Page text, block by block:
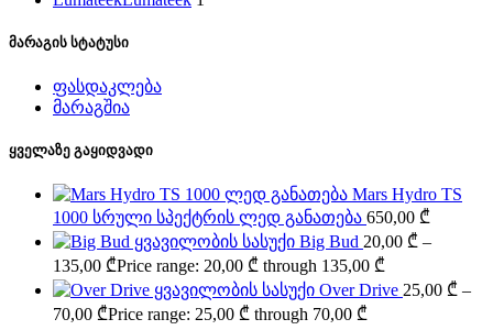
მარაგის სტატუსი
ფასდაკლება
მარაგშია
ყველაზე გაყიდვადი
Mars Hydro TS
1000 სრული სპექტრის ლედ განათება 650,00 ₾
Big Bud 20,00 ₾ –
135,00 ₾Price range: 20,00 ₾ through 135,00 ₾
Over Drive 25,00 ₾ –
70,00 ₾Price range: 25,00 ₾ through 70,00 ₾